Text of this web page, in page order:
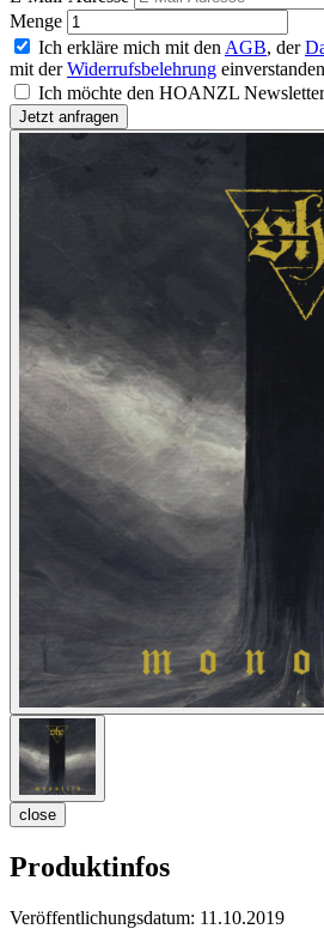
Menge
Ich erkläre mich mit den AGB, der
mit derWiderrufsbelehrung
Ich möchte den HOANZL
close
Produktinfos
Veröffentlichungsdatum: 11.10.2019